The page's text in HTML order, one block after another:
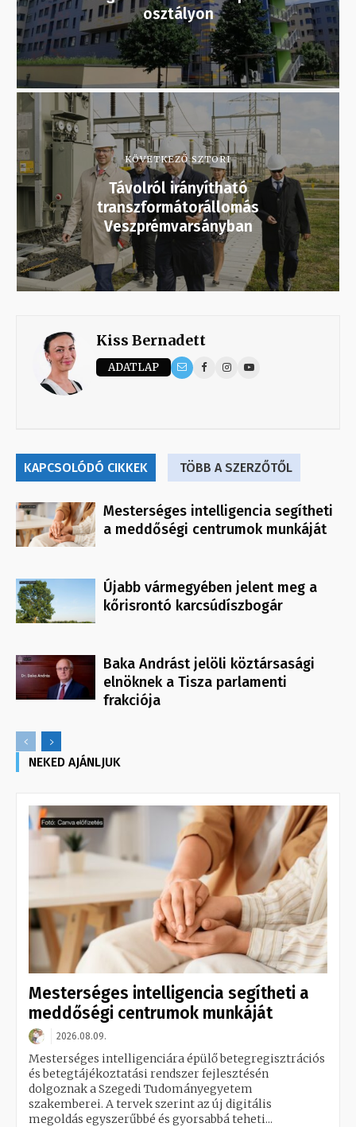
osztályon
KÖVETKEZŐ SZTORI
Távolról irányítható
transzformátorállomás
Veszprémvarsányban
Kiss Bernadett
ADATLAP
KAPCSOLÓDÓ CIKKEK TÖBB A SZERZŐTŐL
Mesterséges intelligencia segítheti
a meddőségi centrumok munkáját
Újabb vármegyében jelent meg a
kőrisrontó karcsúdíszbogár
Baka Andrást jelöli köztársasági
elnöknek a Tisza parlamenti
frakciója
NEKED AJÁNLJUK
Mesterséges intelligencia segítheti a
meddőségi centrumok munkáját
2026.08.09.
Mesterséges intelligenciára épülő betegregisztrációs
és betegtájékoztatási rendszer fejlesztésén
dolgoznak a Szegedi Tudományegyetem
szakemberei. A tervek szerint az új digitális
megoldás egyszerűbbé és gyorsabbá teheti...